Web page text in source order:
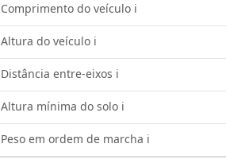
Comprimento do veículo ℹ️
Altura do veículo ℹ️
Distância entre-eixos ℹ️
Altura mínima do solo ℹ️
Peso em ordem de marcha ℹ️